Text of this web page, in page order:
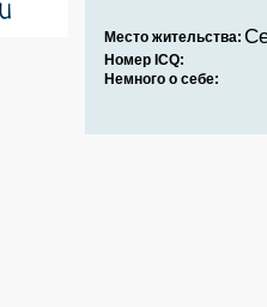
Место жительства:
Номер ICQ:
Немного о себе: